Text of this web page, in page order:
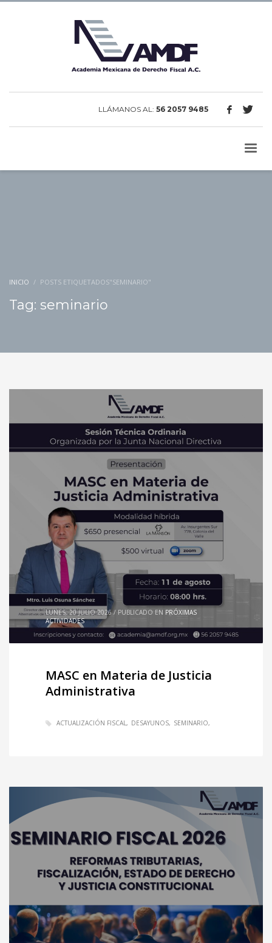
LLÁMANOS AL: 56 2057 9485
INICIO POSTS ETIQUETADOS"SEMINARIO"
Tag: seminario
LUNES, 20 JULIO 2026 / PUBLICADO EN PRÓXIMAS
ACTIVIDADES
MASC en Materia de Justicia
Administrativa
ACTUALIZACIÓN FISCAL DESAYUNOS SEMINARIO